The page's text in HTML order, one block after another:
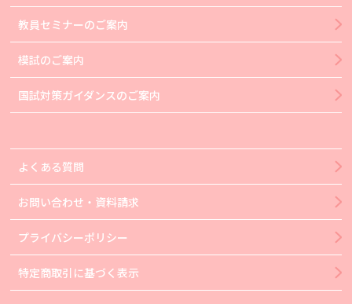
教員セミナーのご案内
模試のご案内
国試対策ガイダンスのご案内
よくある質問
お問い合わせ・資料請求
プライバシーポリシー
特定商取引に基づく表示